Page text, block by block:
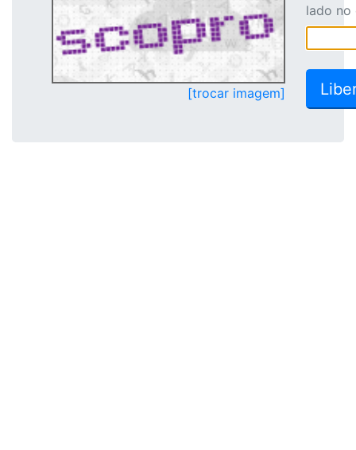
[trocar imagem]
lado no